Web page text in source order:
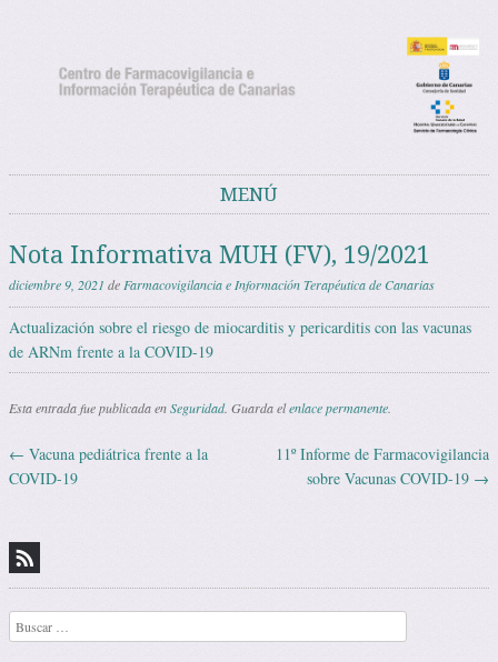
MENÚ
Nota Informativa MUH (FV), 19/2021
diciembre 9, 2021 deFarmacovigilancia e Información Terapéutica de Canarias
Actualización sobre el riesgo de miocarditis y pericarditis con las vacunas
de ARNm frente a la COVID-19
Esta entrada fue publicada enSeguridad. Guarda elenlace permanente.
Navegación de entradas
← Vacuna pediátrica frente a la
COVID-19
11º Informe de Farmacovigilancia
sobre Vacunas COVID-19 →
Buscar